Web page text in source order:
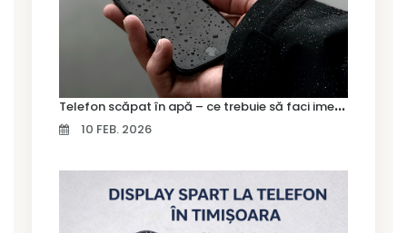
T
elefon scăpat în apă – ce trebuie să faci imediat și ce greșeli să eviți
10 FEB. 2026